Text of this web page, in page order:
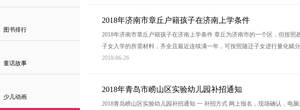
书排行
话故事
儿动画
2018年济南市章丘户籍孩子在济南上学条件
2018年济南市章丘户籍孩子在济南上学条件 章丘为济南市的一个区，但按
子女入学的所需材料，齐全且最近连续满一年，可按照随迁子女进行量化赋
2018-06-26
2018年青岛市崂山区实验幼儿园补招通知
2018青岛崂山区实验幼儿园补招通知 一 补招方式 网上报名，现场确认，电